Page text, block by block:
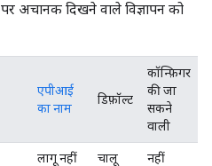
पर अचानक दिखने वाले विज्ञापन को
एपीआई
का नाम
डिफ़ॉल्ट
कॉन्फ़िगर
की जा
सकने
वाली
लागू नहीं चालू नहीं